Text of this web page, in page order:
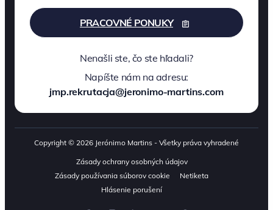
PRACOVNÉ PONUKY
Nenašli ste, čo ste hľadali?
Napíšte nám na adresu:
jmp.rekrutacja@jeronimo-martins.com
Copyright © 2026 Jerónimo Martins - Všetky práva vyhradené
Zásady ochrany osobných údajov
Zásady používania súborov cookie
Netiketa
Hlásenie porušení